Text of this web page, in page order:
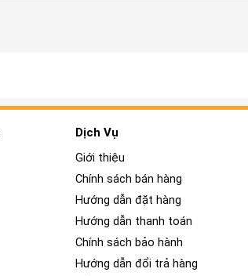
Dịch Vụ
Giới thiệu
Chính sách bán hàng
Hướng dẫn đặt hàng
Hướng dẫn thanh toán
Chính sách bảo hành
Hướng dẫn đổi trả hàng